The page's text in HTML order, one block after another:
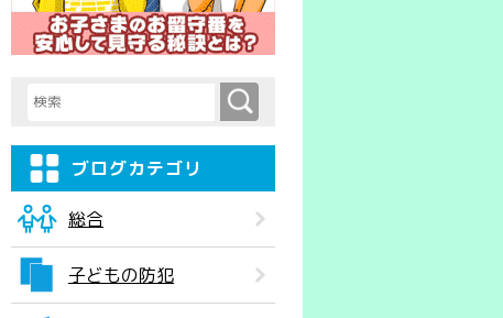
検索キーワード入力 検索
ブログカテゴリ
総合
子どもの防犯